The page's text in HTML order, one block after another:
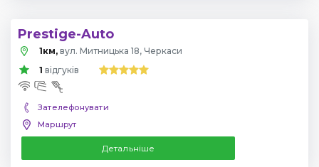
Prestige-Auto
1км, вул. Митницька 18, Черкаси
1 відгуків
Зателефонувати
Маршрут
Детальніше